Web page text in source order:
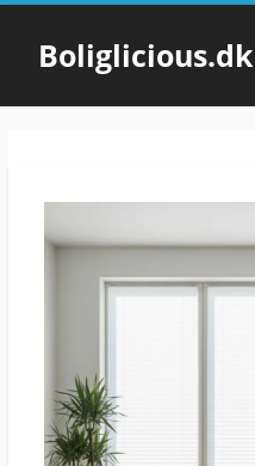
Hop
indholdBoliglicious.dk